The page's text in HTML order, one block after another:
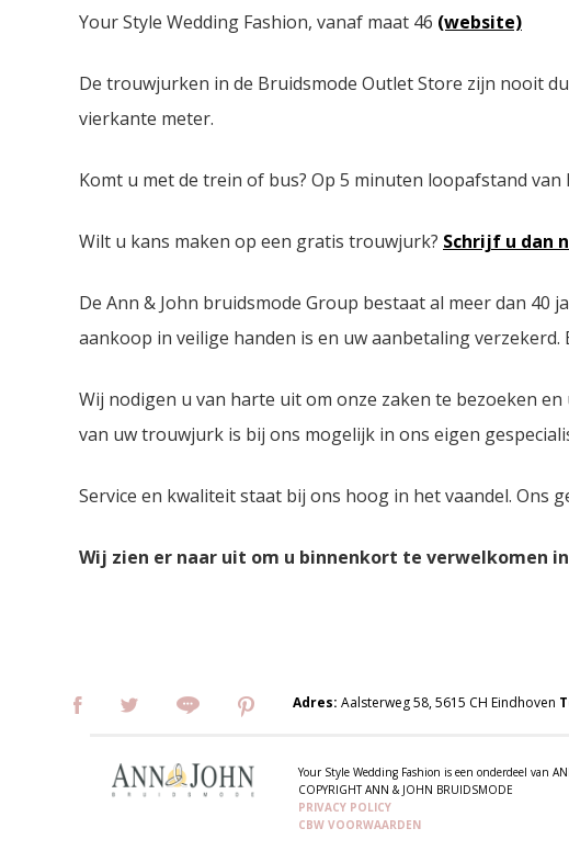
Your Style Wedding Fashion, vanaf maat 46 (website)
De trouwjurken in de Bruidsmode Outlet Store zijn nooit
vierkante meter.
Komt u met de trein of bus? Op 5 minuten loopafstand van
Wilt u kans maken op een gratis trouwjurk? Schrijf u dan
De Ann & John bruidsmode Group bestaat al meer dan
aankoop in veilige handen is en uw aanbetaling
Wij nodigen u van harte uit om onze zaken te bezoeken
van uw trouwjurk is bij ons mogelijk in ons eigen
Service en kwaliteit staat bij ons hoog in het vaandel. Ons
Wij zien er naar uit om u binnenkort te verwelkomen
Adres:Aalsterweg 58, 5615 CH Eindhoven
Your Style Wedding Fashion is een onderdeel van
COPYRIGHT ANN & JOHN BRUIDSMODE
PRIVACY POLICY
CBW VOORWAARDEN